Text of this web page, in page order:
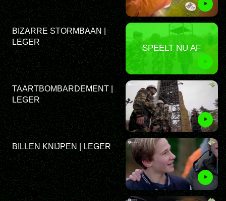
SPEELT NU AF
BIZARRE STORMBAAN |
LEGER
TAARTBOMBARDEMENT |
LEGER
BILLEN KNIJPEN | LEGER